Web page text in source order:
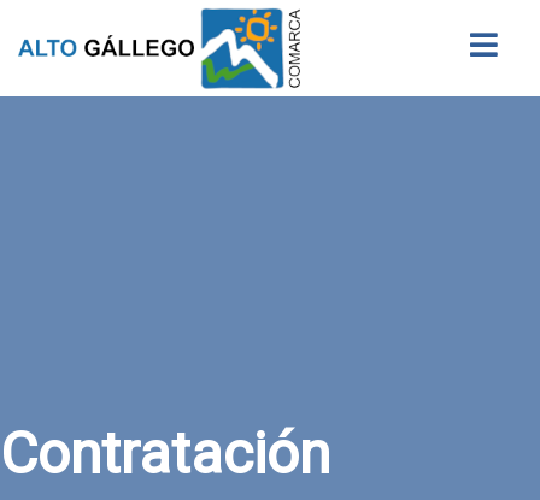
Contratación